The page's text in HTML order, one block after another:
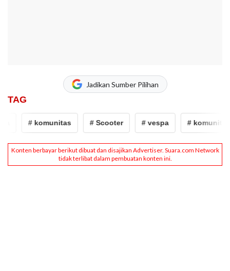
Jadikan Sumber Pilihan
TAG
# komunitas # Scooter # vespa # komunitas